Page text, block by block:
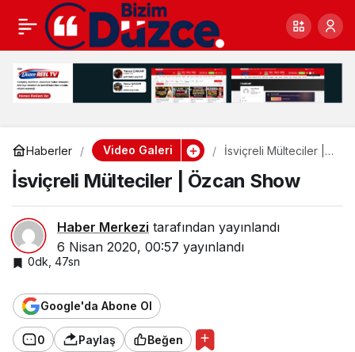
Haberler Video Galeri
İsviçreli Mülteciler |
İsviçreli Mülteciler | Özcan Show
Haber Merkezi tarafından yayınlandı
6 Nisan 2020, 00:57 yayınlandı
0dk, 47sn
Google'da Abone Ol
0 Paylaş Beğen
İsviçreli Mülteciler |
Özcan Show
0